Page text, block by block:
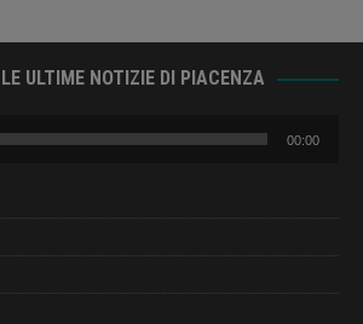
ULTIME NOTIZIE DI PIACENZA
00:00